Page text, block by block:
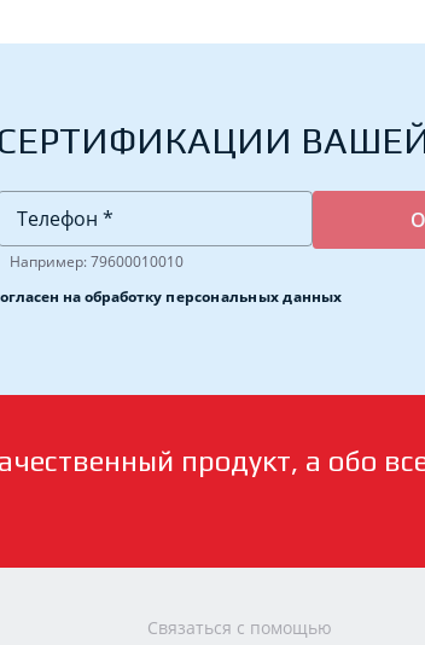
Например: 79600010010
на обработку персональных данных
продукт, а обо
Связаться с помощью